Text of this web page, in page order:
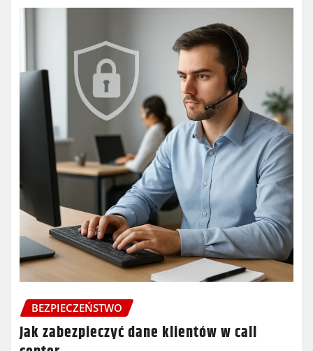
BEZPIECZEŃSTWO
Jak zabezpieczyć dane klientów w call